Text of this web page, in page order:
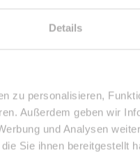
Details
zu personalisieren,
Außerdem geben wir
und Analysen
Sie ihnen bereitgestellt